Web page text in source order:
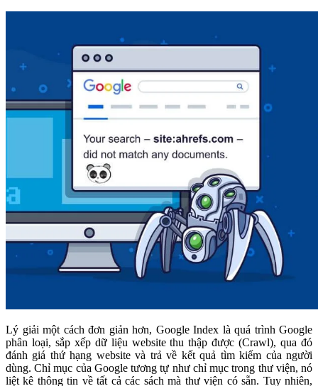
Lý giải một cách đơn giản hơn, Google Index là quá trình Google
phân loại, sắp xếp dữ liệu website thu thập được (Crawl), qua đó
đánh giá thứ hạng website và trả về kết quả tìm kiếm của người
dùng. Chỉ mục của Google tương tự như chỉ mục trong thư viện, nó
liệt kê thông tin về tất cả các sách mà thư viện có sẵn. Tuy nhiên,